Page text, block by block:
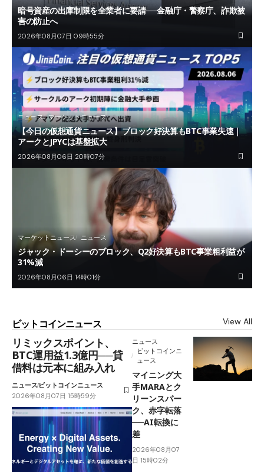
暗号資産の出庫制限を全業者に要請──金融庁・警察庁、詐欺被
害の防止へ
2026年08月07日 09時55分
ニュース マーケットニュース
【今日の仮想通貨ニュース】ブロック好決算もBTC事業失速｜
アークとJPYCは基盤拡大
2026年08月06日 20時07分
マーケットニュース ニュース
ジャック・ドーシーのブロック、Q2好決算もBTC事業粗利益が
31%減
2026年08月06日 14時01分
ビットコインニュース View All
リミックスポイント、
BTC運用益1.3億円──貸
借料は元本に組み入れ
ニュースビットコインニュース
2026年08月07日 15時59分
ニュース
ビットコインニ
ュース
マイニング大
手MARAとク
リーンスパー
ク、赤字転落
──AI転換に
差
2026年08月07
日 15時02分